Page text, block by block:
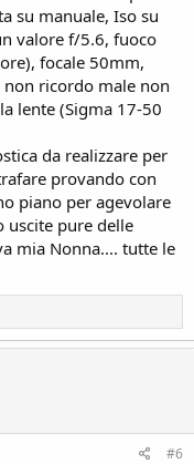
su manuale, Iso su
valore f/5.6, fuoco
focale 50mm,
ricordo male non
lente (Sigma 17-50
da realizzare per
provando con
piano per agevolare
uscite pure delle
mia Nonna.... tutte le
#6